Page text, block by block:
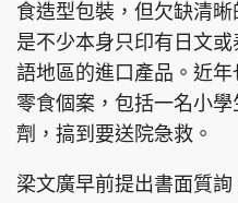
食造型包裝，但欠缺清
是不少本身只印有日文
語地區的進口產品。近
零食個案，包括一名小
劑，搞到要送院急救。
梁文廣早前提出書面質